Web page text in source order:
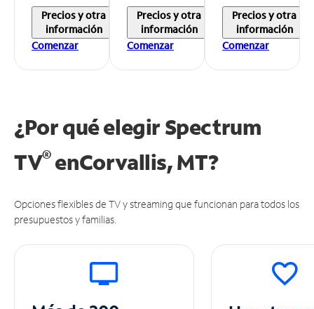
Precios y otra
información
Comenzar
Precios y otra
información
Comenzar
Precios y otra
información
Comenzar
¿Por qué elegir Spectrum
TV®enCorvallis, MT?
Opciones flexibles de TV y streaming que funcionan para todos los
presupuestos y familias.